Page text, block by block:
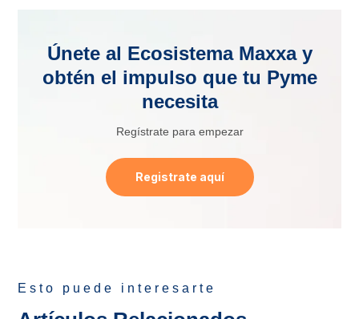
Únete al Ecosistema Maxxa y
obtén el impulso que tu Pyme
necesita
Regístrate para empezar
Registrate aquí
Esto puede interesarte